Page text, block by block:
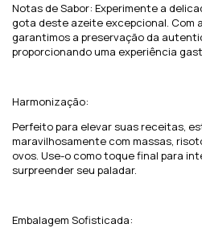
Notas de Sabor: Experimente a
gota deste azeite excepcional. Com
garantimos a preservação da
proporcionando uma experiência
Harmonização:
Perfeito para elevar suas receitas,
maravilhosamente com massas,
ovos. Use-o como toque final para
surpreender seu paladar.
Embalagem Sofisticada: